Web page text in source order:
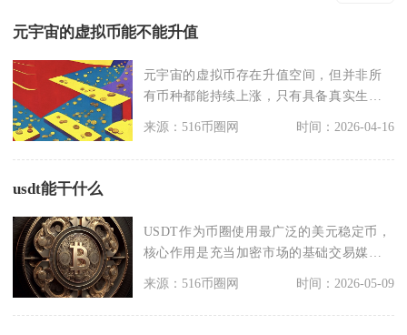
元宇宙的虚拟币能不能升值
元宇宙的虚拟币存在升值空间，但并非所
有币种都能持续上涨，只有具备真实生
来源：516币圈网 时间：2026-04-16
usdt能干什么
USDT作为币圈使用最广泛的美元稳定币，
核心作用是充当加密市场的基础交易媒
来源：516币圈网 时间：2026-05-09